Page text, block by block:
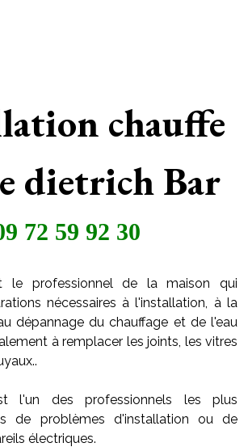
chauffe
dietrich Bar
72 59 92 30
le professionnel de la maison qui
nécessaires à l'installation, à la
dépannage du chauffage et de l'eau
à remplacer les joints, les vitres
l'un des professionnels les plus
de problèmes d'installation ou de
électriques.